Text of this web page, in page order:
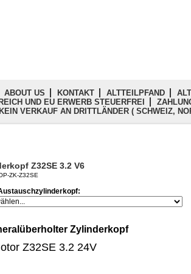
ABOUT US KONTAKT ALTTEILPFAND
UND EU ERWERB STEUERFREI
KEIN VERKAUF AN DRITTLÄNDER ( SCHWEIZ,
Z32SE 3.2 V6
ZK-Z32SE
Zylinderkopf
Z32SE 3.2 24V